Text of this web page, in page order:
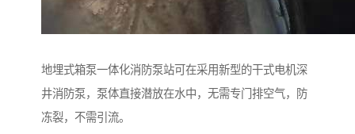
地埋式箱泵一体化消防泵站可在采用新型的干式电机深
井消防泵，泵体直接潜放在水中，无需专门排空气，防
冻裂，不需引流。